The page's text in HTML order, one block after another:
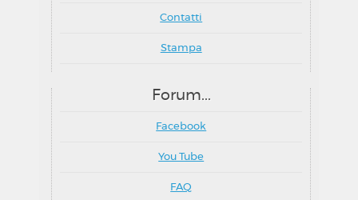
Contatti
Stampa
Forum...
Facebook
You Tube
FAQ